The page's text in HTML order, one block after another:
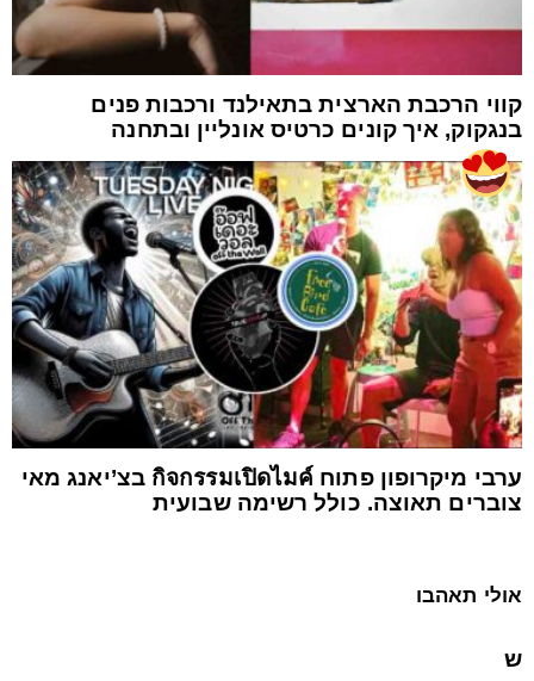
קווי הרכבת הארצית בתאילנד ורכבות פנים
בנגקוק, איך קונים כרטיס אונליין ובתחנה
ערבי מיקרופון פתוח กิจกรรมเปิดไมค์ בצ’יאנג מאי
צוברים תאוצה. כולל רשימה שבועית
אולי תאהבו
ש